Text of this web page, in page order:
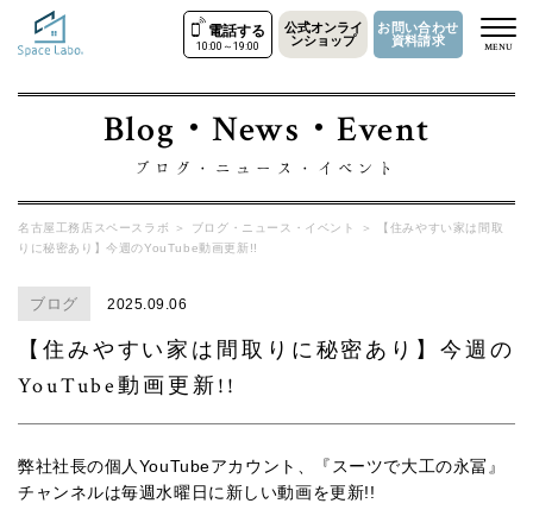
電話する
10:00～19:00
公式オンライ
ンショップ
お問い合わせ
資料請求
MENU
Blog・News・Event
ブログ・ニュース・イベント
名古屋工務店スペースラボ ＞ ブログ・ニュース・イベント ＞
【住みやすい家は間取
りに秘密あり】今週のYouTube動画更新!!
ブログ 2025.09.06
【住みやすい家は間取りに秘密あり】今週の
YouTube動画更新!!
弊社社長の個人YouTubeアカウント、『スーツで大工の永冨』
チャンネルは毎週水曜日に新しい動画を更新!!